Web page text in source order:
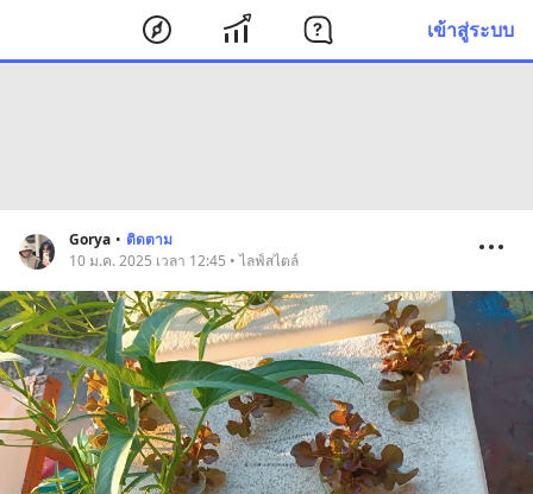
เข้าสู่ระบบ
Gorya • ติดตาม
10 ม.ค. 2025 เวลา 12:45 • ไลฟ์สไตล์